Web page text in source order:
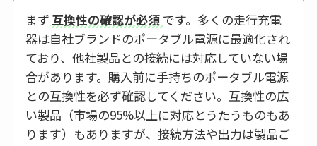
まず 互換性の確認が必須 です。多くの走行充電
器は自社ブランドのポータブル電源に最適化され
ており、他社製品との接続には対応していない場
合があります。購入前に手持ちのポータブル電源
との互換性を必ず確認してください。互換性の広
い製品（市場の95%以上に対応とうたうものもあ
ります）もありますが、接続方法や出力は製品ご